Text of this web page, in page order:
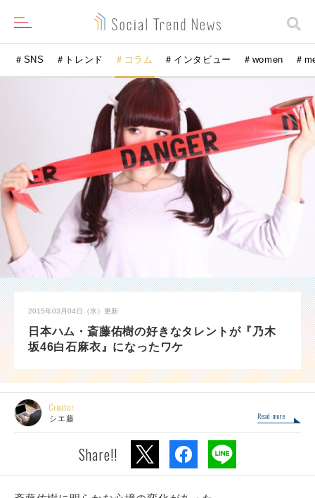
＃SNS ＃トレンド ＃コラム ＃インタビュー ＃women ＃
2015年03月04日（水） 更新
日本ハム・斎藤佑樹の好きなタレントが『乃木
坂46白石麻衣』になったワケ
Creator
シエ藤 Read more
Share!!